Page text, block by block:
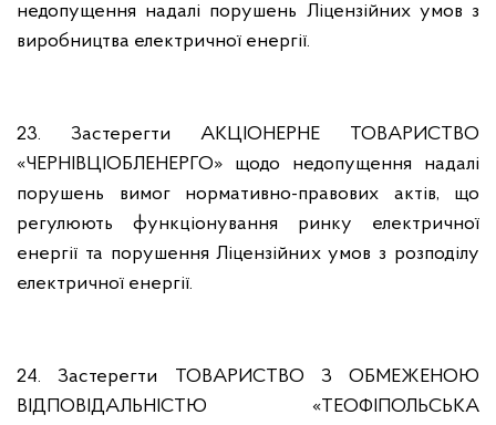
недопущення надалі порушень Ліцензійних умов з
виробництва електричної енергії.
23. Застерегти АКЦІОНЕРНЕ ТОВАРИСТВО
«ЧЕРНІВЦІОБЛЕНЕРГО» щодо недопущення надалі
порушень вимог нормативно-правових актів, що
регулюють функціонування ринку електричної
енергії та порушення Ліцензійних умов з розподілу
електричної енергії.
24. Застерегти ТОВАРИСТВО З ОБМЕЖЕНОЮ
ВІДПОВІДАЛЬНІСТЮ «ТЕОФІПОЛЬСЬКА